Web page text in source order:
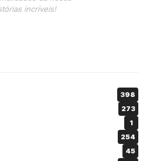
incríveis!
398
273
1
254
45